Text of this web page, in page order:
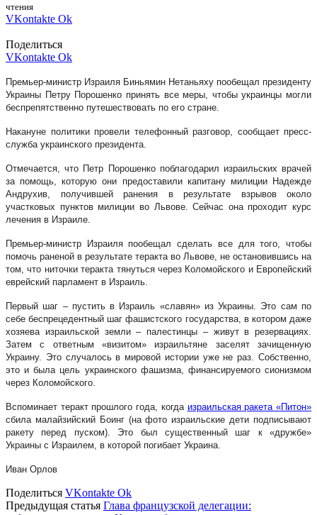
чтения
VKontakte Ok
Поделиться
VKontakte Ok
Премьер-министр Израиля Биньямин Нетаньяху пообещал президенту
Украины Петру Порошенко принять все меры, чтобы украинцы могли
беспрепятственно путешествовать по его стране.
Накануне политики провели телефонный разговор, сообщает пресс-
служба украинского президента.
Отмечается, что Петр Порошенко поблагодарил израильских врачей
за помощь, которую они предоставили капитану милиции Надежде
Андрухив, получившей ранения в результате взрывов около
участковых пунктов милиции во Львове. Сейчас она проходит курс
лечения в Израиле.
Премьер-министр Израиля пообещал сделать все для того, чтобы
помочь раненой в результате теракта во Львове, не остановившись на
том, что ниточки теракта тянуться через Коломойского и Европейский
еврейский парламент в Израиль.
Первый шаг – пустить в Израиль «славян» из Украины. Это сам по
себе беспрецедентный шаг фашистского государства, в котором даже
хозяева израильской земли – палестинцы – живут в резервациях.
Затем с ответным «визитом» израильтяне заселят зачищенную
Украину. Это случалось в мировой истории уже не раз. Собственно,
это и была цель украинского фашизма, финансируемого сионизмом
через Коломойского.
Вспоминает теракт прошлого года, когда израильская ракета «Питон»
сбила малайзийский Боинг (на фото израильские дети подписывают
ракету перед пуском). Это был существенный шаг к «дружбе»
Украины с Израилем, в которой погибает Украина.
Иван Орлов
Поделиться VKontakte Ok
Предыдущая статья Глава французской делегации: